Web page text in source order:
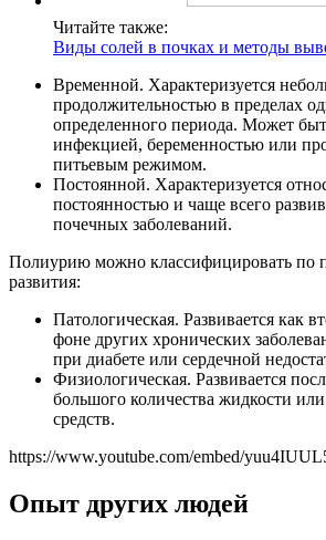
Читайте также:
Виды солей в почках и методы
Временной. Характеризуется
продолжительностью в пределах
определенного периода. Может
инфекцией, беременностью или
питьевым режимом.
Постоянной. Характеризуется
постоянностью и чаще всего
почечных заболеваний.
Полиурию можно классифицировать по
развития:
Патологическая. Развивается как
фоне других хронических
при диабете или сердечной
Физиологическая. Развивается
большого количества жидкости
средств.
https://www.youtube.com/embed/
Опыт других людей